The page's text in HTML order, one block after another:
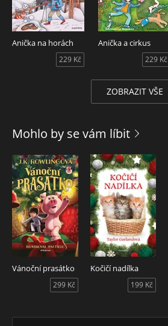
Anička na horách
229 Kč
Anička a cirkus
229 Kč
ZOBRAZIT VŠE
Mohlo by se vám líbit
Vánoční prasátko
299 Kč
Kočičí nadílka
199 Kč